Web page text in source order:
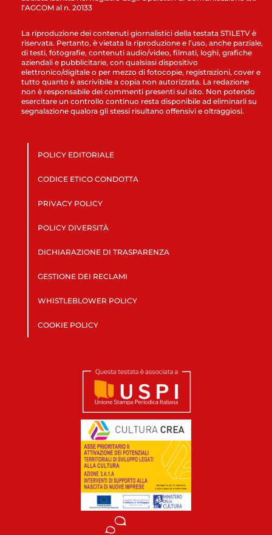
l’AGCOM al n. 20133
La riproduzione dei contenuti giornalistici della testata STILETV è
riservata. Pertanto, è vietata la riproduzione e l’uso, anche parziale,
di testi, fotografie, contenuti audio/video, filmati, loghi, grafiche
aziendali e pubblicitarie, con qualsiasi dispositivo
elettronico/digitale o per mezzo di fotocopie, registrazioni, cover e
tutto quanto è ascrivibile a copia non autorizzata. La redazione
non è responsabile dei commenti presenti sul sito. Non potendo
esercitare un controllo continuo resta disponibile ad eliminarli su
segnalazione qualora gli stessi risultano offensivi e oltraggiosi.
POLICY EDITORIALE
CODICE ETICO CONDOTTA
PRIVACY POLICY
POLICY DIVERSITÀ
DICHIARAZIONE DI TRASPARENZA
GESTIONE DEI RECLAMI
WHISTLEBLOWER POLICY
COOKIE POLICY